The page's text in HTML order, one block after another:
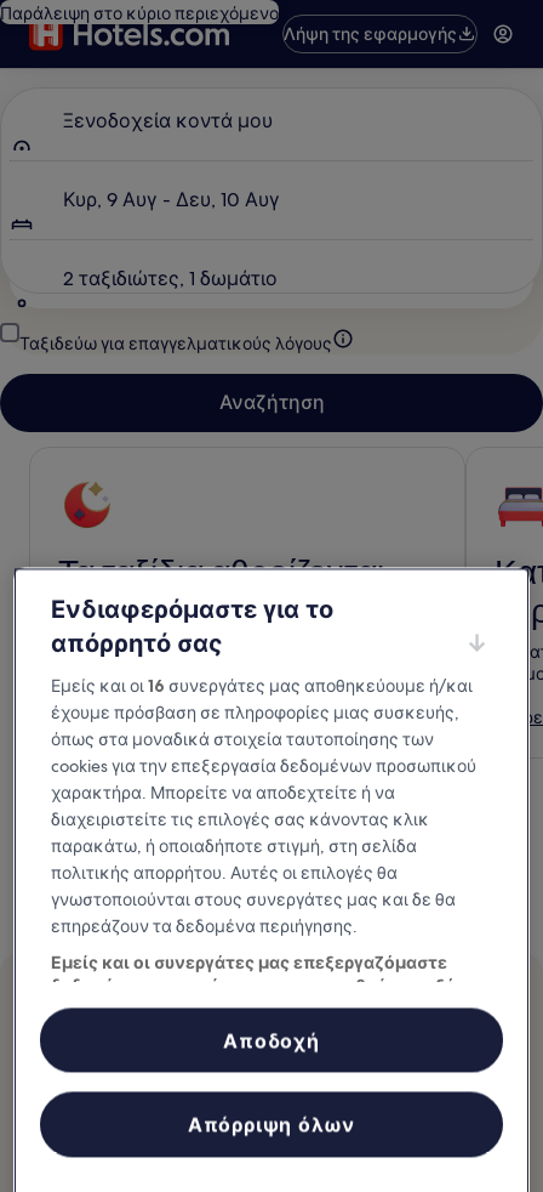
Παράλειψη στο κύριο περιεχόμενο
Λήψη της εφαρμογής
Ξενοδοχεία κοντά μου
Κυρ, 9 Αυγ - Δευ, 10 Αυγ
2 ταξιδιώτες, 1 δωμάτιο
Ταξιδεύω για επαγγελματικούς λόγους
Αναζήτηση
Τα ταξίδια αθροίζονται
Πραγματοποιήστε 10 διανυκτερεύσεις,
κερδίστε μια διανυκτέρευση επιβράβευσης για
να τη χρησιμοποιήσετε όπως θέλετε.
Πώς λειτουργεί
Τα
Οι ταξιδιωτικές επιβραβεύσεις
αθροίζονται
Πραγματοποιήστε 10 διανυκτερεύσεις, λάβετε 1
διανυκτέρευση σε Hotels.comCash.
Πώς λειτουργούν οι επιβραβεύσεις
Ενδιαφερόμαστε για το
απόρρητό σας
Εμείς και οι16 συνεργάτες μας αποθηκεύουμε ή/και
έχουμε πρόσβαση σε πληροφορίες μιας συσκευής,
όπως στα μοναδικά στοιχεία ταυτοποίησης των
cookies για την επεξεργασία δεδομένων προσωπικού
χαρακτήρα. Μπορείτε να αποδεχτείτε ή να
διαχειριστείτε τις επιλογές σας κάνοντας κλικ
παρακάτω, ή οποιαδήποτε στιγμή, στη σελίδα
πολιτικής απορρήτου. Αυτές οι επιλογές θα
γνωστοποιούνται στους συνεργάτες μας και δε θα
επηρεάζουν τα δεδομένα περιήγησης.
Εμείς και οι συνεργάτες μας επεξεργαζόμαστε
δεδομένα προκειμένου να παρασχεθούν τα εξής:
Χρήση επακριβών δεδομένων γεωεντοπισμού. Ακριβής σάρωση
χαρακτηριστικών συσκευής για αναγνώριση ταυτότητας.
Αποθήκευση ή/και πρόσβαση στα δεδομένα μιας συσκευής.
Εξατομικευμένη διαφήμιση και περιεχόμενο, μέτρηση διαφήμισης
Απόρριψη όλων
Αποδοχή